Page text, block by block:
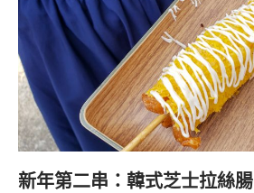
新年第二串：韓式芝士拉絲腸